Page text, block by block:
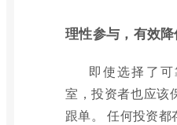
理性参与，有效
即使选择了
室，投资者也应该
跟单。 任何投资